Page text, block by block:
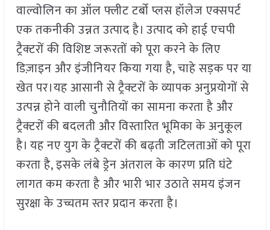
वाल्वोलिन का ऑल फ्लीट टर्बो प्लस हॉलेज एक्सपर्ट
एक तकनीकी उन्नत उत्पाद है। उत्पाद को हाई एचपी
ट्रैक्टरों की विशिष्ट जरूरतों को पूरा करने के लिए
डिज़ाइन और इंजीनियर किया गया है, चाहे सड़क पर या
खेत पर।यह आसानी से ट्रैक्टरों के व्यापक अनुप्रयोगों से
उत्पन्न होने वाली चुनौतियों का सामना करता है और
ट्रैक्टरों की बदलती और विस्तारित भूमिका के अनुकूल
है। यह नए युग के ट्रैक्टरों की बढ़ती जटिलताओं को पूरा
करता है, इसके लंबे ड्रेन अंतराल के कारण प्रति घंटे
लागत कम करता है और भारी भार उठाते समय इंजन
सुरक्षा के उच्चतम स्तर प्रदान करता है।